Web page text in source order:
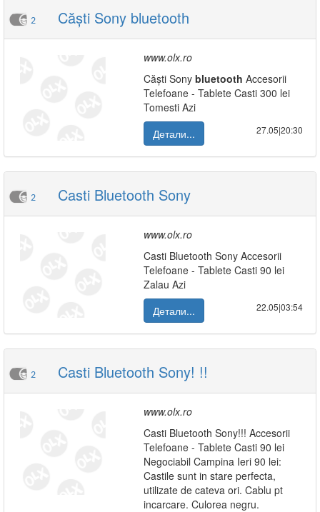
2 Căști Sony bluetooth
www.olx.ro
Căști Sony bluetooth Accesorii
Telefoane - Tablete Casti 300 lei
Tomesti Azi
Детали...
27.05|20:30
2 Casti Bluetooth Sony
www.olx.ro
Casti Bluetooth Sony Accesorii
Telefoane - Tablete Casti 90 lei
Zalau Azi
Детали...
22.05|03:54
2 Casti Bluetooth Sony! !!
www.olx.ro
Casti Bluetooth Sony!!! Accesorii
Telefoane - Tablete Casti 90 lei
Negociabil Campina Ieri 90 lei:
Castile sunt in stare perfecta,
utilizate de cateva ori. Cablu pt
incarcare. Culorea negru.